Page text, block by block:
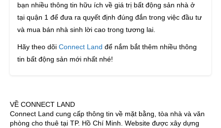
bạn nhiều thông tin hữu ích về giá trị bất động sản nhà ở
tại quận 1 để đưa ra quyết định đúng đắn trong việc đầu tư
và mua bán nhà sinh lời cao trong tương lai.
Hãy theo dõi Connect Land để nắm bắt thêm nhiều thông
tin bất động sản mới nhất nhé!
VỀ CONNECT LAND
Connect Land cung cấp thông tin về mặt bằng, tòa nhà và văn
phòng cho thuê tại TP. Hồ Chí Minh. Website được xây dựng